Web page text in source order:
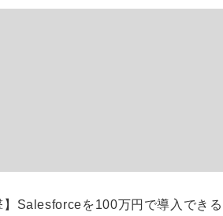
募集要項一覧
】Salesforceを100万円で導入でき